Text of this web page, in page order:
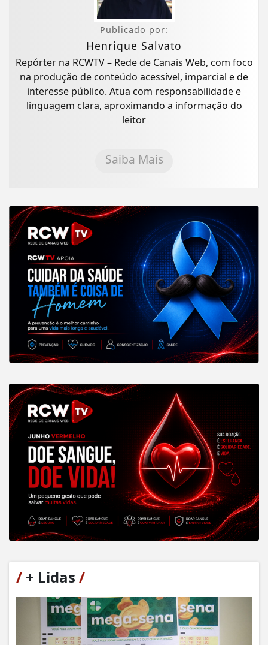
Publicado por:
Henrique Salvato
Repórter na RCWTV – Rede de Canais Web, com foco
na produção de conteúdo acessível, imparcial e de
interesse público. Atua com responsabilidade e
linguagem clara, aproximando a informação do
leitor
Saiba Mais
/ + Lidas /